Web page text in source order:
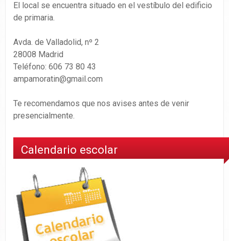
El local se encuentra situado en el vestíbulo del edificio
de primaria.
Avda. de Valladolid, nº 2
28008 Madrid
Teléfono: 606 73 80 43
ampamoratin@gmail.com
Te recomendamos que nos avises antes de venir
presencialmente.
Calendario escolar